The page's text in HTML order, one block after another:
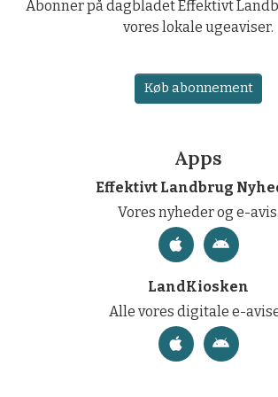
Abonner på dagbladet Effektivt
vores lokale ugeaviser.
Køb abonnement
Apps
Effektivt Landbrug
Vores nyheder og e-avis.
LandKiosken
Alle vores digitale e-